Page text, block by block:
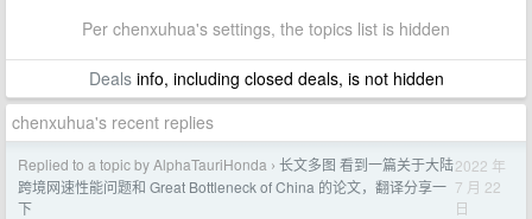
Per chenxuhua's settings, the topics list is hidden
Dealsinfo, including closed deals, is not hidden
chenxuhua's recent replies
Replied to a topic by AlphaTauriHonda › 长文多图 看到一篇关于大陆
跨境网速性能问题和 Great Bottleneck of China 的论文，翻译分享一
下
2022 年
7 月 22
日